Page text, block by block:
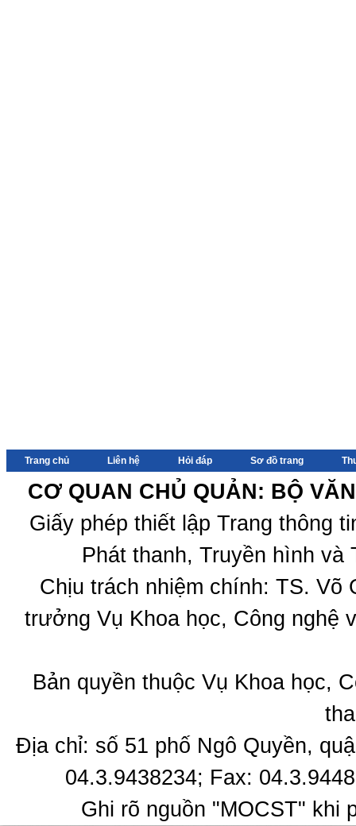
Trang chủ Liên hệ Hỏi đáp Sơ đồ trang
CƠ QUAN CHỦ QUẢN: BỘ
Giấy phép thiết lập Trang thông
Phát thanh, Truyền hình
Chịu trách nhiệm chính: TS.
trưởng Vụ Khoa học, Công nghệ
Bản quyền thuộc Vụ Khoa học,
Địa chỉ: số 51 phố Ngô Quyền,
04.3.9438234; Fax:
Ghi rõ nguồn "MOCST" khi